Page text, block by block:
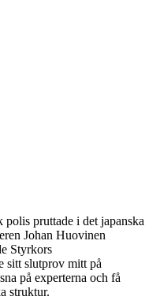
polis pruttade i det japanska
Johan Huovinen
Styrkors
sitt slutprov mitt på
på experterna och få
struktur.